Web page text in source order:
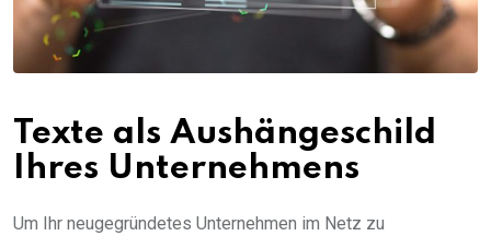
Texte als Aushängeschild
Ihres Unternehmens
Um Ihr neugegründetes Unternehmen im Netz zu